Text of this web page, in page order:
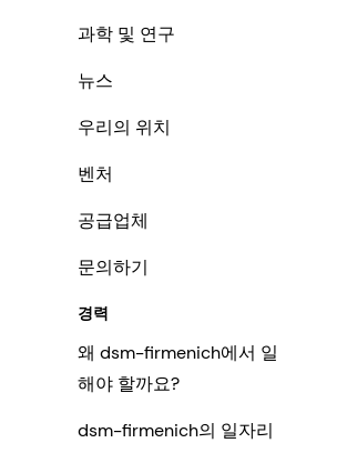
과학 및 연구
뉴스
우리의 위치
벤처
공급업체
문의하기
경력
왜 dsm-firmenich에서 일
해야 할까요?
dsm-firmenich의 일자리